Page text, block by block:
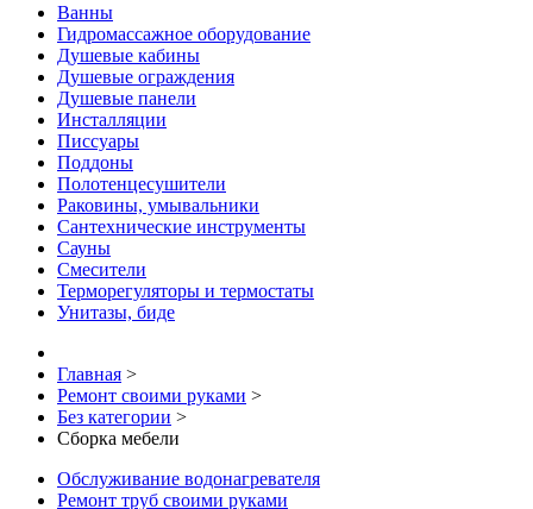
Ванны
Гидромассажное оборудование
Душевые кабины
Душевые ограждения
Душевые панели
Инсталляции
Писсуары
Поддоны
Полотенцесушители
Раковины, умывальники
Сантехнические инструменты
Сауны
Смесители
Терморегуляторы и термостаты
Унитазы, биде
Главная >
Ремонт своими руками >
Без категории >
Сборка мебели
Обслуживание водонагревателя
Ремонт труб своими руками